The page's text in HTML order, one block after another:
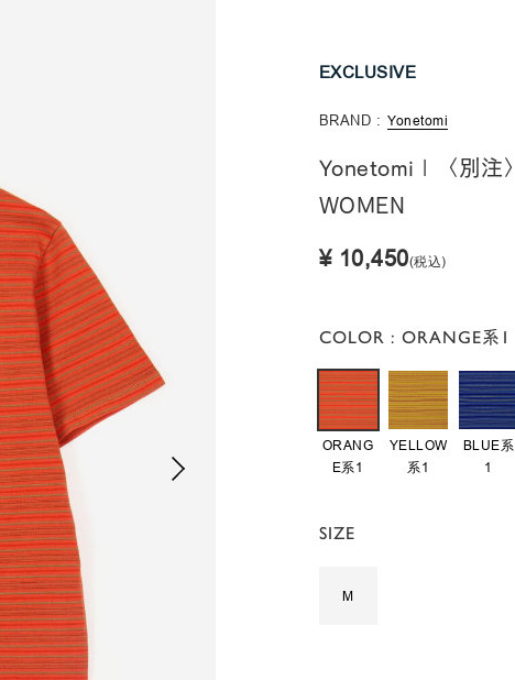
EXCLUSIVE
BRAND : Yonetomi
Yonetomi | 〈別注
WOMEN
¥ 10,450(税込)
COLOR : ORANGE系1
ORANG
E系1
YELLOW
系1
BLUE系
1
SIZE
M